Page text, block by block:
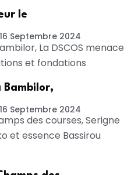
le
16 Septembre 2024
Bambilor,
16 Septembre 2024